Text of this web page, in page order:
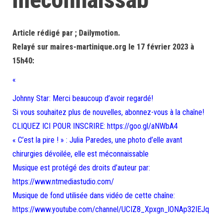
Article rédigé par ; Dailymotion.
Relayé sur maires-martinique.org le 17 février 2023 à
15h40:
«
Johnny Star: Merci beaucoup d’avoir regardé!
Si vous souhaitez plus de nouvelles, abonnez-vous à la chaîne!
CLIQUEZ ICI POUR INSCRIRE: https://goo.gl/aNWbA4
« C’est la pire ! » : Julia Paredes, une photo d’elle avant
chirurgies dévoilée, elle est méconnaissable
Musique est protégé des droits d’auteur par:
https://www.ntmediastudio.com/
Musique de fond utilisée dans vidéo de cette chaîne:
https://www.youtube.com/channel/UCIZ8_Xpxgn_lONAp32IEJq